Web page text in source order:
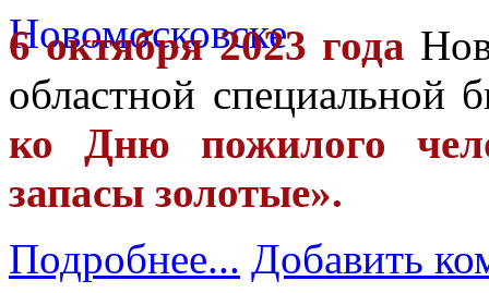
6 октября 2023 года
областной специальной
ко Дню пожилого
запасы золотые».
Подробнее... Добавить